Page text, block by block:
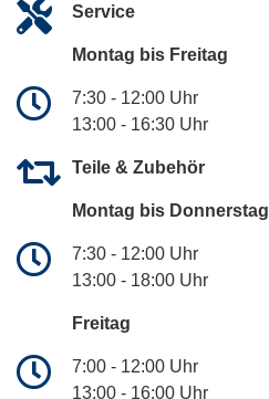
Service
Montag bis Freitag
7:30 - 12:00 Uhr
13:00 - 16:30 Uhr
Teile & Zubehör
Montag bis Donnerstag
7:30 - 12:00 Uhr
13:00 - 18:00 Uhr
Freitag
7:00 - 12:00 Uhr
13:00 - 16:00 Uhr